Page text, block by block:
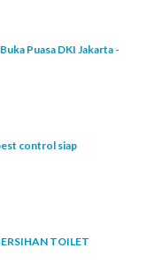
Puasa DKI Jakarta -
control siap
TOILET